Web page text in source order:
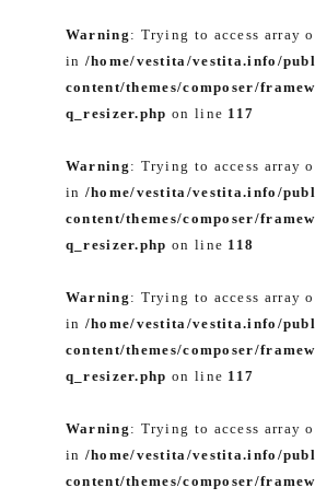
Warning : Trying to access array
in /home/vestita/vestita.info/
content/themes/composer/
q_resizer.php on line 117
Warning : Trying to access array
in /home/vestita/vestita.info/
content/themes/composer/
q_resizer.php on line 118
Warning : Trying to access array
in /home/vestita/vestita.info/
content/themes/composer/
q_resizer.php on line 117
Warning : Trying to access array
in /home/vestita/vestita.info/
content/themes/composer/